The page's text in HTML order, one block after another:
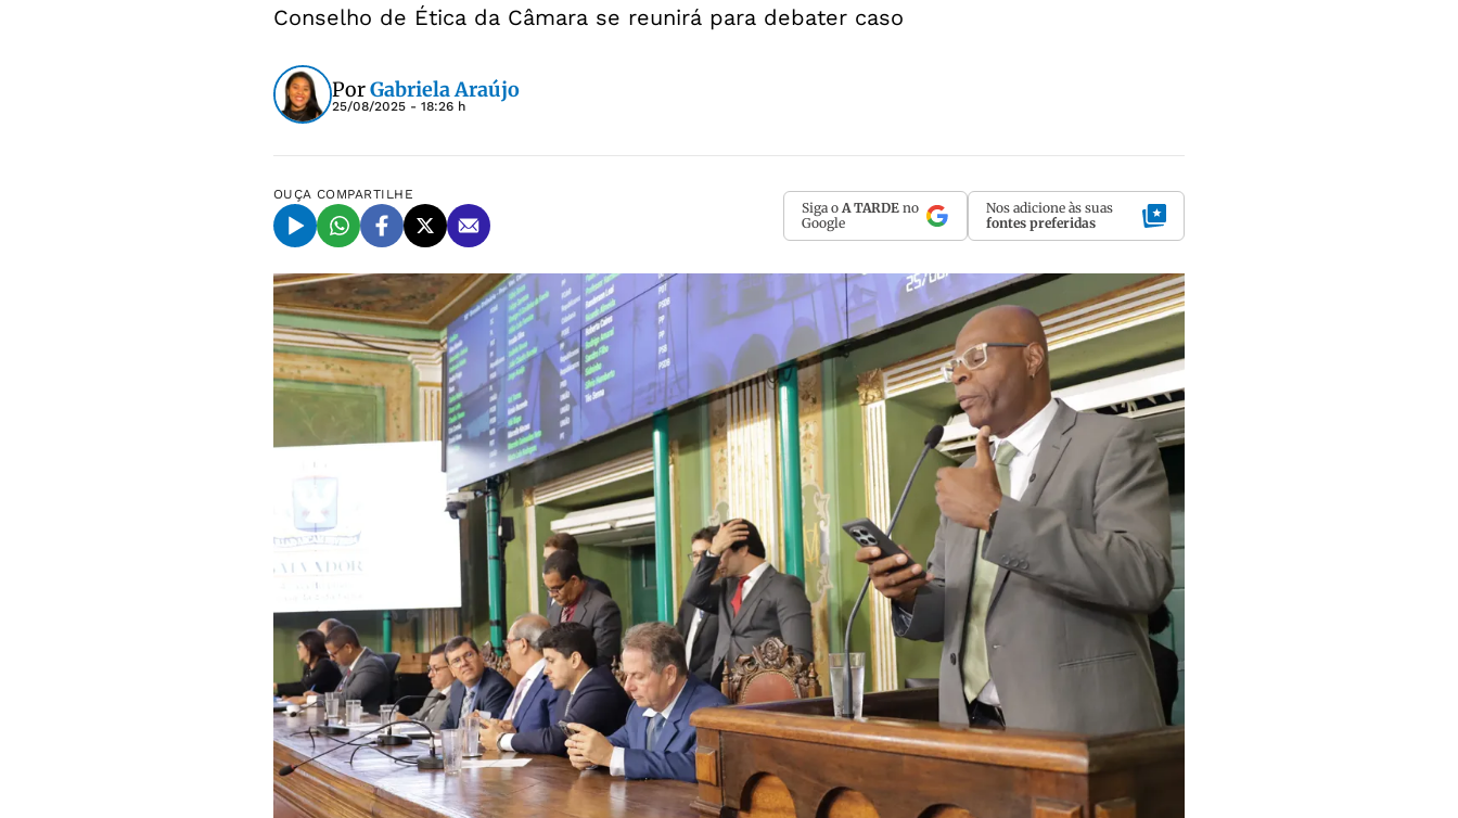
Conselho de Ética da Câmara se reunirá para debater caso
PorGabriela Araújo
25/08/2025 - 18:26 h
OUÇA COMPARTILHE
Siga o A TARDE no
Google
Nos adicione às suas
fontes preferidas